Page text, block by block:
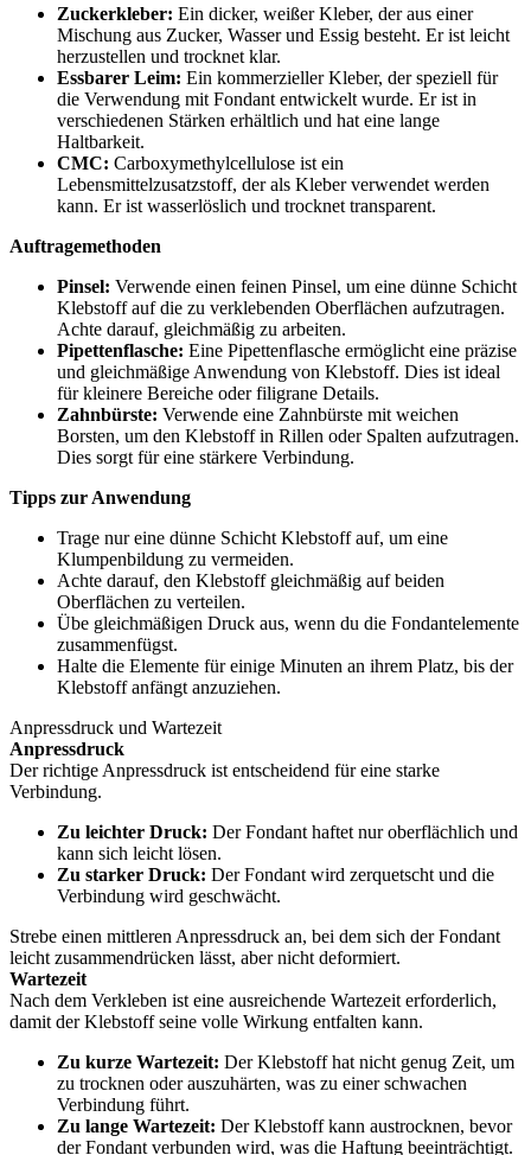
Zuckerkleber: Ein dicker, weißer Kleber, der aus einer
Mischung aus Zucker, Wasser und Essig besteht. Er ist leicht
herzustellen und trocknet klar.
Essbarer Leim: Ein kommerzieller Kleber, der speziell für
die Verwendung mit Fondant entwickelt wurde. Er ist in
verschiedenen Stärken erhältlich und hat eine lange
Haltbarkeit.
CMC: Carboxymethylcellulose ist ein
Lebensmittelzusatzstoff, der als Kleber verwendet werden
kann. Er ist wasserlöslich und trocknet transparent.
Auftragemethoden
Pinsel: Verwende einen feinen Pinsel, um eine dünne Schicht
Klebstoff auf die zu verklebenden Oberflächen aufzutragen.
Achte darauf, gleichmäßig zu arbeiten.
Pipettenflasche: Eine Pipettenflasche ermöglicht eine präzise
und gleichmäßige Anwendung von Klebstoff. Dies ist ideal
für kleinere Bereiche oder filigrane Details.
Zahnbürste: Verwende eine Zahnbürste mit weichen
Borsten, um den Klebstoff in Rillen oder Spalten aufzutragen.
Dies sorgt für eine stärkere Verbindung.
Tipps zur Anwendung
Trage nur eine dünne Schicht Klebstoff auf, um eine
Klumpenbildung zu vermeiden.
Achte darauf, den Klebstoff gleichmäßig auf beiden
Oberflächen zu verteilen.
Übe gleichmäßigen Druck aus, wenn du die Fondantelemente
zusammenfügst.
Halte die Elemente für einige Minuten an ihrem Platz, bis der
Klebstoff anfängt anzuziehen.
Anpressdruck und Wartezeit
Anpressdruck
Der richtige Anpressdruck ist entscheidend für eine starke
Verbindung.
Zu leichter Druck: Der Fondant haftet nur oberflächlich und
kann sich leicht lösen.
Zu starker Druck: Der Fondant wird zerquetscht und die
Verbindung wird geschwächt.
Strebe einen mittleren Anpressdruck an, bei dem sich der Fondant
leicht zusammendrücken lässt, aber nicht deformiert.
Wartezeit
Nach dem Verkleben ist eine ausreichende Wartezeit erforderlich,
damit der Klebstoff seine volle Wirkung entfalten kann.
Zu kurze Wartezeit: Der Klebstoff hat nicht genug Zeit, um
zu trocknen oder auszuhärten, was zu einer schwachen
Verbindung führt.
Zu lange Wartezeit: Der Klebstoff kann austrocknen, bevor
der Fondant verbunden wird, was die Haftung beeinträchtigt.